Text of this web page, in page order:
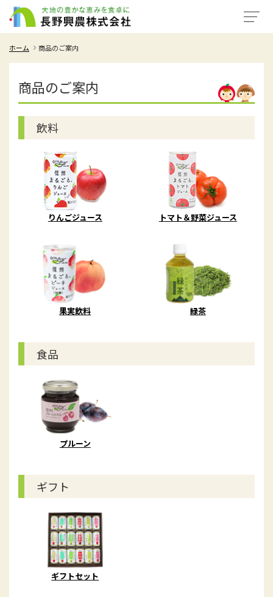
ホーム 商品のご案内
商品のご案内
飲料
りんごジュース トマト＆野菜ジュース
果実飲料 緑茶
食品
プルーン
ギフト
ギフトセット